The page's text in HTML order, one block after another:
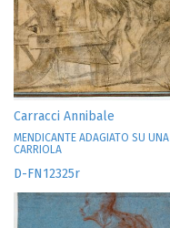
Carracci Annibale
MENDICANTE ADAGIATO SU UNA
CARRIOLA
D-FN12325r